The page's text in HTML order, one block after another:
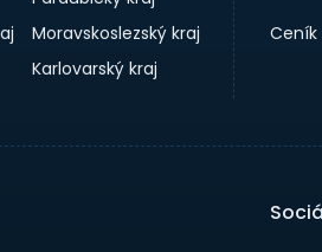
Moravskoslezský kraj
Karlovarský kraj
Ceník